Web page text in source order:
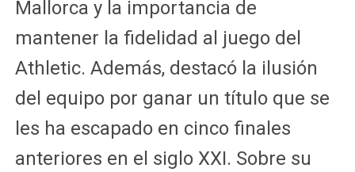
Mallorca y la importancia de
mantener la fidelidad al juego del
Athletic. Además, destacó la ilusión
del equipo por ganar un título que se
les ha escapado en cinco finales
anteriores en el siglo XXI. Sobre su